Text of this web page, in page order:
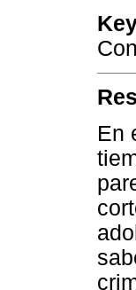
En